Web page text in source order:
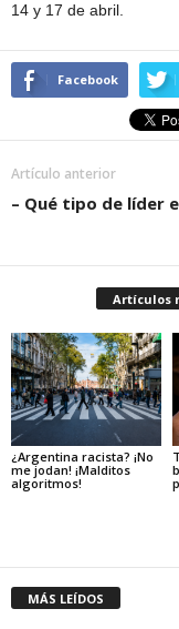
14 y 17 de abril.
Facebook
Artículo anterior
– Qué tipo de líder
Artículos
¿Argentina racista? ¡No
me jodan! ¡Malditos
algoritmos!
MÁS LEÍDOS